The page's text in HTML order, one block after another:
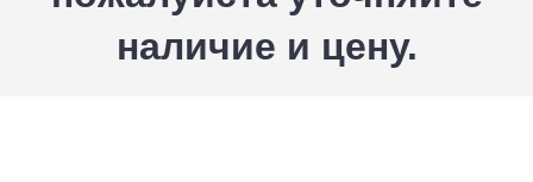
наличие и цену.